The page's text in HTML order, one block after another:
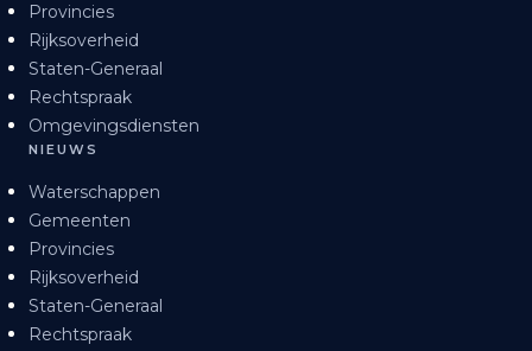
Provincies
Rijksoverheid
Staten-Generaal
Rechtspraak
Omgevingsdiensten
NIEUWS
Waterschappen
Gemeenten
Provincies
Rijksoverheid
Staten-Generaal
Rechtspraak